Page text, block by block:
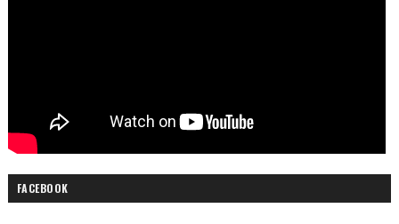
FACEBOOK